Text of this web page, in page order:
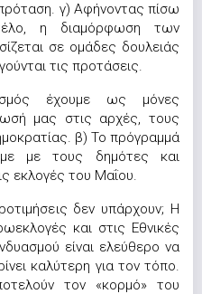
γ) Αφήνοντας πίσω
η διαμόρφωση των
σε ομάδες δουλειάς
τις προτάσεις.
έχουμε ως μόνες
μας στις αρχές, τους
β) Το πρόγραμμά
με τους δημότες και
εκλογές του Μαΐου.
δεν υπάρχουν; Η
και στις Εθνικές
είναι ελεύθερο να
καλύτερη για τον τόπο.
τον «κορμό» του